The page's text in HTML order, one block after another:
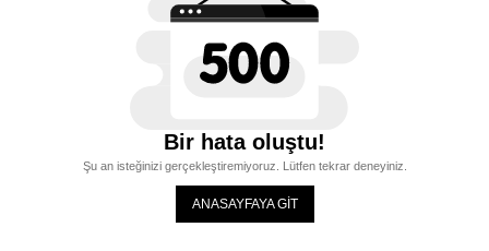
Bir hata oluştu!
Şu an isteğinizi gerçekleştiremiyoruz. Lütfen tekrar deneyiniz.
ANASAYFAYA GİT